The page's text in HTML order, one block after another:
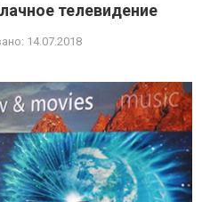
телевидение
14.07.2018